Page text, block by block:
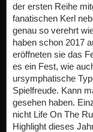
der ersten Reihe
fanatischen Kerl
genau so verehrt
haben schon 2017
eröffneten sie das
es ein Fest, wie
ursymphatische
Spielfreude. Kann
gesehen haben.
nicht Life On The
Highlight dieses